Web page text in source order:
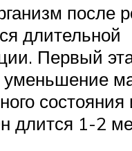
после
длительной
Первый
уменьшение
состояния
длится 1-2